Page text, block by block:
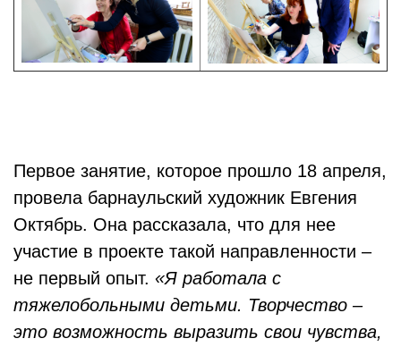
Первое занятие, которое прошло 18 апреля,
провела барнаульский художник Евгения
Октябрь. Она рассказала, что для нее
участие в проекте такой направленности –
не первый опыт. «Я работала с
тяжелобольными детьми. Творчество –
это возможность выразить свои чувства,